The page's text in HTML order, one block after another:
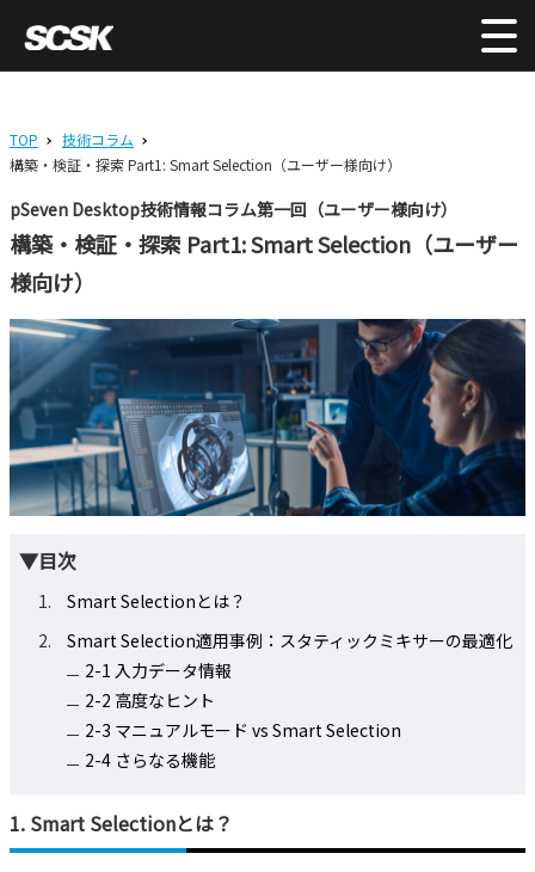
TOP
技術コラム
構築・検証・探索 Part1: Smart Selection（ユーザー様向け）
pSeven Desktop技術情報コラム第一回（ユーザー様向け）
構築・検証・探索 Part1: Smart Selection（ユーザー
様向け）
▼目次
Smart Selectionとは？
Smart Selection適用事例：スタティックミキサーの最適化
2-1 入力データ情報
2-2 高度なヒント
2-3 マニュアルモード vs Smart Selection
2-4 さらなる機能
1. Smart Selectionとは？